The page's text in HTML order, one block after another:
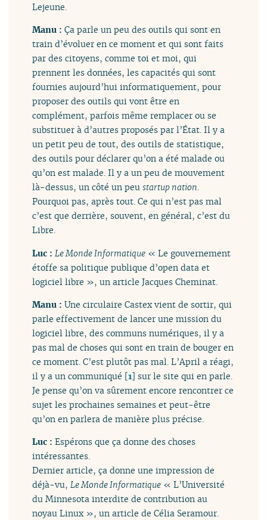
Lejeune.
Manu :Ça parle un peu des outils qui sont en
train d’évoluer en ce moment et qui sont faits
par des citoyens, comme toi et moi, qui
prennent les données, les capacités qui sont
fournies aujourd’hui informatiquement, pour
proposer des outils qui vont être en
complément, parfois même remplacer ou se
substituer à d’autres proposés par l’État. Il y a
un petit peu de tout, des outils de statistique,
des outils pour déclarer qu’on a été malade ou
qu’on est malade. Il y a un peu de mouvement
là-dessus, un côté un peustartup nation.
Pourquoi pas, après tout. Ce qui n’est pas mal
c’est que derrière, souvent, en général, c’est du
Libre.
Luc : Le Monde Informatique « Le gouvernement
étoffe sa politique publique d’open data et
logiciel libre », un article Jacques Cheminat.
Manu :Une circulaire Castex vient de sortir, qui
parle effectivement de lancer une mission du
logiciel libre, des communs numériques, il y a
pas mal de choses qui sont en train de bouger en
ce moment. C’est plutôt pas mal. L’April a réagi,
il y a un communiqué [1] sur le site qui en parle.
Je pense qu’on va sûrement encore rencontrer ce
sujet les prochaines semaines et peut-être
qu’on en parlera de manière plus précise.
Luc :Espérons que ça donne des choses
intéressantes.
Dernier article, ça donne une impression de
déjà-vu,Le Monde Informatique « L’Université
du Minnesota interdite de contribution au
noyau Linux », un article de Célia Seramour.